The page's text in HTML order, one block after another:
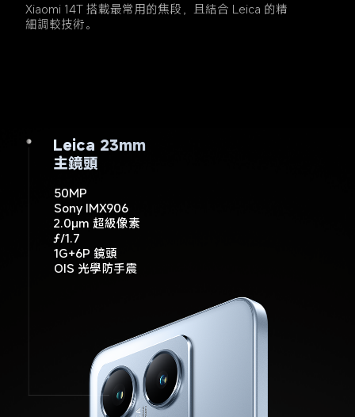
Xiaomi 14T 搭載最常用的焦段，且結合 Leica 的精
細調較技術。
Leica 23mm
主鏡頭
50MP
Sony IMX906
2.0μm 超級像素
ƒ/1.7
1G+6P 鏡頭
OIS 光學防手震
Leica 50mm
遠攝鏡頭
ƒ/1.9
Leica 15mm
超廣角鏡頭
12MP
ƒ/2.2
120˚ FOV